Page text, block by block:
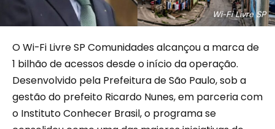
Wi-Fi Livre SP
O Wi-Fi Livre SP Comunidades alcançou a marca de
1 bilhão de acessos desde o início da operação.
Desenvolvido pela Prefeitura de São Paulo, sob a
gestão do prefeito Ricardo Nunes, em parceria com
o Instituto Conhecer Brasil, o programa se